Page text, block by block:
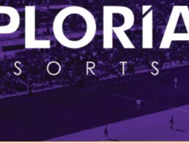
PHOTOS
ABOUT US
CAREERS
OWNER LOGIN